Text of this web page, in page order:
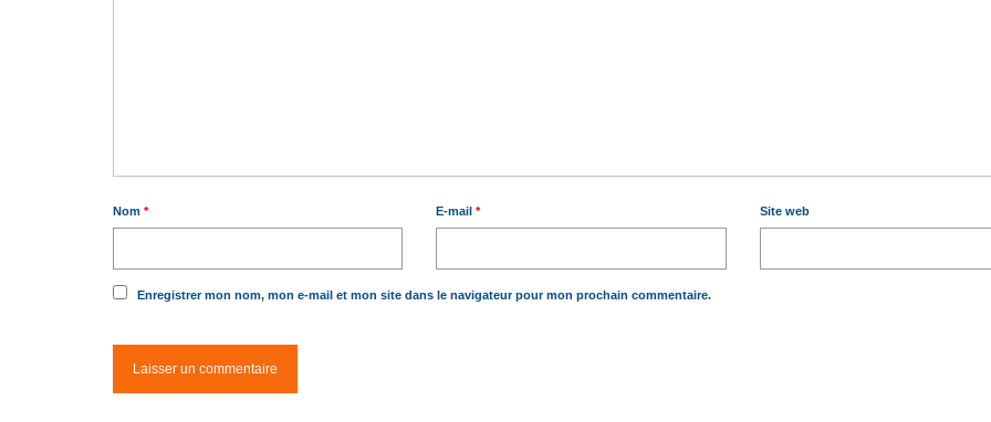
Nom * E-mail* Site web
Enregistrer mon nom, mon e-mail et mon site dans le navigateur pour mon prochain commentaire.